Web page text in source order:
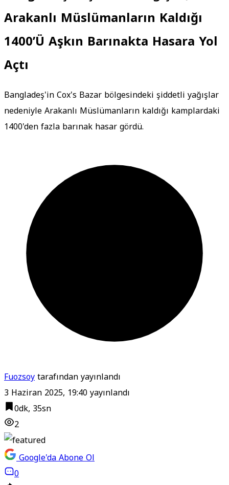
Arakanlı Müslümanların Kaldığı
1400’Ü Aşkın Barınakta Hasara Yol
Açtı
Bangladeş'in Cox's Bazar bölgesindeki şiddetli yağışlar
nedeniyle Arakanlı Müslümanların kaldığı kamplardaki
1400'den fazla barınak hasar gördü.
Fuozsoytarafından yayınlandı
3 Haziran 2025, 19:40yayınlandı
0dk, 35sn
2
Google'da Abone Ol
0